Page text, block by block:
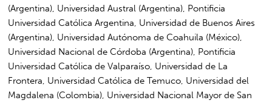
(Argentina), Universidad Austral (Argentina), Pontificia
Universidad Católica Argentina, Universidad de Buenos Aires
(Argentina), Universidad Autónoma de Coahuila (México),
Universidad Nacional de Córdoba (Argentina), Pontificia
Universidad Católica de Valparaíso, Universidad de La
Frontera, Universidad Católica de Temuco, Universidad del
Magdalena (Colombia), Universidad Nacional Mayor de San